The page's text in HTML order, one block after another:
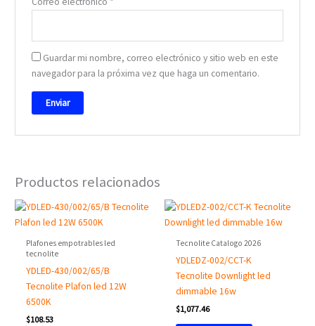
Guardar mi nombre, correo electrónico y sitio web en este
navegador para la próxima vez que haga un comentario.
Productos relacionados
Plafones empotrables led
tecnolite
YDLED-430/002/65/B
Tecnolite Plafon led 12W
6500K
$108.53
Tecnolite Catalogo 2026
YDLEDZ-002/CCT-K
Tecnolite Downlight led
dimmable 16w
$1,077.46